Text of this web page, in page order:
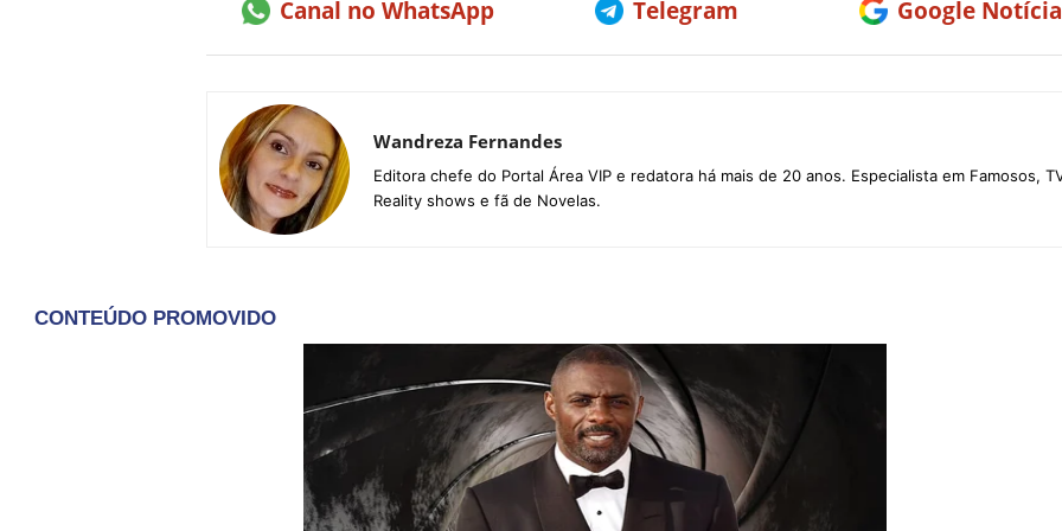
Canal no WhatsApp Telegram Google
Wandreza Fernandes
Editora chefe do Portal Área VIP e redatora há mais de 20 anos. Especialista em Famosos,
Reality shows e fã de Novelas.